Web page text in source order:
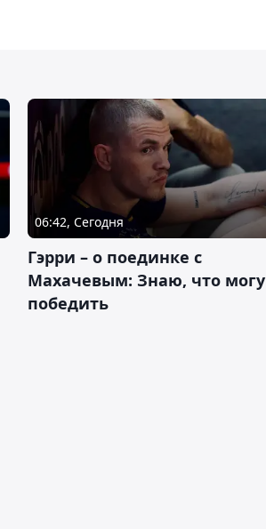
06:42, Сегодня
Гэрри – о поединке с
Махачевым: Знаю, что могу
победить